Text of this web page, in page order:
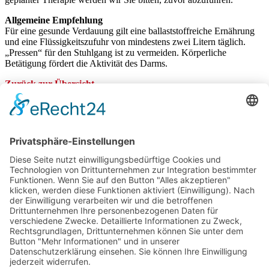
Allgemeine Empfehlung
Für eine gesunde Verdauung gilt eine ballaststoff­reiche Ernährung
und eine Flüssigkeitszufuhrvon mindestens zwei Litern täglich.
„Pressen“ für den Stuhlgang ist zu vermeiden. Körperliche
Betätigung fördert die Aktivität des Darms.
Zurück zur Übersicht
Ihr Weg ins OCW
Oeggstraße 3
97070 Würzburg
Sprechzeiten
Mo—Fr 8:00—12:00 Uhr
Mo—Do 14:00—17:00 Uhr
Jobs|Facebook|Instagram
Datenschutz|Impressum|Gender Hinweis|Suche
Termin vereinbaren